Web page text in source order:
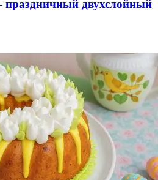
праздничный двухслойный